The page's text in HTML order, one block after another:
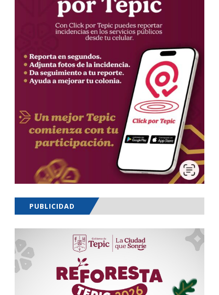
PUBLICIDAD